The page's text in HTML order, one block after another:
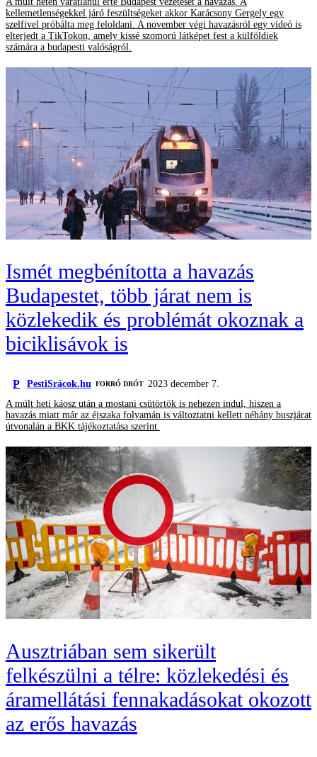
kellemetlenségekkel járó feszültségeket akkor Karácsony Gergely egy
szelfivel próbálta meg feloldani. A november végi havazásról egy videó is
elterjedt a TikTokon, amely kissé szomorú látképet fest a külföldiek
számára a budapesti valóságról.
Ismét megbénította a havazás
Budapestet, több járat nem is
közlekedik és problémát okoznak a
biciklisávok is
P PestiSrácok.hu FORRÓ DRÓT 2023 december 7.
A múlt heti káosz után a mostani csütörtök is nehezen indul, hiszen a
havazás miatt már az éjszaka folyamán is változtatni kellett néhány buszjárat
útvonalán a BKK tájékoztatása szerint.
Ausztriában sem sikerült
felkészülni a télre: közlekedési és
áramellátási fennakadásokat okozott
az erős havazás